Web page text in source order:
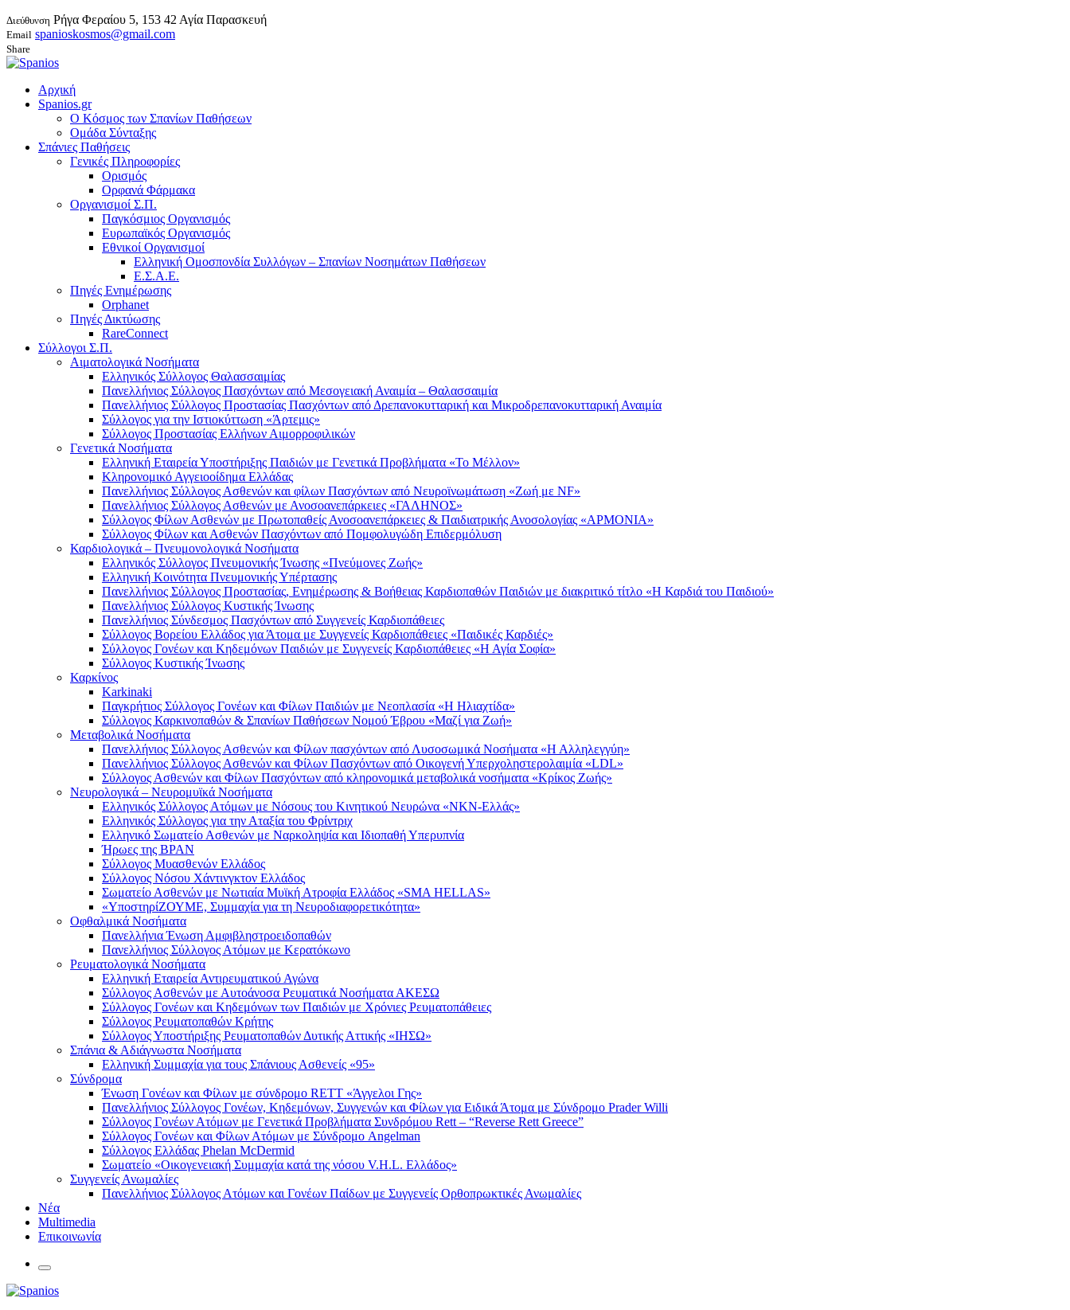
Διεύθυνση Ρήγα Φεραίου 5, 153 42 Αγία Παρασκευή
Email spanioskosmos@gmail.com
Share
Αρχική
Spanios.gr
Ο Κόσμος των Σπανίων Παθήσεων
Ομάδα Σύνταξης
Σπάνιες Παθήσεις
Γενικές Πληροφορίες
Ορισμός
Ορφανά Φάρμακα
Οργανισμοί Σ.Π.
Παγκόσμιος Οργανισμός
Ευρωπαϊκός Οργανισμός
Εθνικοί Οργανισμοί
Ελληνική Ομοσπονδία Συλλόγων – Σπανίων Νοσημάτων Παθήσεων
Ε.Σ.Α.Ε.
Πηγές Ενημέρωσης
Orphanet
Πηγές Δικτύωσης
RareConnect
Σύλλογοι Σ.Π.
Αιματολογικά Νοσήματα
Ελληνικός Σύλλογος Θαλασσαιμίας
Πανελλήνιος Σύλλογος Πασχόντων από Μεσογειακή Αναιμία – Θαλασσαιμία
Πανελλήνιος Σύλλογος Προστασίας Πασχόντων από Δρεπανοκυτταρική και Μικροδρεπανοκυτταρική Αναιμία
Σύλλογος για την Ιστιοκύττωση «Άρτεμις»
Σύλλογος Προστασίας Ελλήνων Αιμορροφιλικών
Γενετικά Νοσήματα
Ελληνική Εταιρεία Υποστήριξης Παιδιών με Γενετικά Προβλήματα «Το Μέλλον»
Κληρονομικό Αγγειοοίδημα Ελλάδας
Πανελλήνιος Σύλλογος Ασθενών και φίλων Πασχόντων από Νευροϊνωμάτωση «Ζωή με NF»
Πανελλήνιος Σύλλογος Ασθενών με Ανοσοανεπάρκειες «ΓΑΛΗΝΟΣ»
Σύλλογος Φίλων Ασθενών με Πρωτοπαθείς Ανοσοανεπάρκειες & Παιδιατρικής Ανοσολογίας «ΑΡΜΟΝΙΑ»
Σύλλογος Φίλων και Ασθενών Πασχόντων από Πομφολυγώδη Επιδερμόλυση
Καρδιολογικά – Πνευμονολογικά Νοσήματα
Ελληνικός Σύλλογος Πνευμονικής Ίνωσης «Πνεύμονες Ζωής»
Ελληνική Κοινότητα Πνευμονικής Υπέρτασης
Πανελλήνιος Σύλλογος Προστασίας, Ενημέρωσης & Βοήθειας Καρδιοπαθών Παιδιών με διακριτικό τίτλο «Η Καρδιά του Παιδιού»
Πανελλήνιος Σύλλογος Κυστικής Ίνωσης
Πανελλήνιος Σύνδεσμος Πασχόντων από Συγγενείς Καρδιοπάθειες
Σύλλογος Βορείου Ελλάδος για Άτομα με Συγγενείς Καρδιοπάθειες «Παιδικές Καρδιές»
Σύλλογος Γονέων και Κηδεμόνων Παιδιών με Συγγενείς Καρδιοπάθειες «Η Αγία Σοφία»
Σύλλογος Κυστικής Ίνωσης
Καρκίνος
Karkinaki
Παγκρήτιος Σύλλογος Γονέων και Φίλων Παιδιών με Νεοπλασία «Η Ηλιαχτίδα»
Σύλλογος Καρκινοπαθών & Σπανίων Παθήσεων Νομού Έβρου «Μαζί για Ζωή»
Μεταβολικά Νοσήματα
Πανελλήνιος Σύλλογος Ασθενών και Φίλων πασχόντων από Λυσοσωμικά Νοσήματα «Η Αλληλεγγύη»
Πανελλήνιος Σύλλογος Ασθενών και Φίλων Πασχόντων από Οικογενή Υπερχοληστερολαιμία «LDL»
Σύλλογος Ασθενών και Φίλων Πασχόντων από κληρονομικά μεταβολικά νοσήματα «Κρίκος Ζωής»
Νευρολογικά – Νευρομυϊκά Νοσήματα
Ελληνικός Σύλλογος Ατόμων με Νόσους του Κινητικού Νευρώνα «ΝΚΝ-Ελλάς»
Ελληνικός Σύλλογος για την Αταξία του Φρίντριχ
Ελληνικό Σωματείο Ασθενών με Ναρκοληψία και Ιδιοπαθή Υπερυπνία
Ήρωες της BPAN
Σύλλογος Μυασθενών Ελλάδος
Σύλλογος Νόσου Χάντινγκτον Ελλάδος
Σωματείο Ασθενών με Νωτιαία Μυϊκή Ατροφία Ελλάδος «SMA HELLAS»
«ΥποστηρίΖΟΥΜΕ, Συμμαχία για τη Νευροδιαφορετικότητα»
Οφθαλμικά Νοσήματα
Πανελλήνια Ένωση Αμφιβληστροειδοπαθών
Πανελλήνιος Σύλλογος Ατόμων με Κερατόκωνο
Ρευματολογικά Νοσήματα
Ελληνική Εταιρεία Αντιρευματικού Αγώνα
Σύλλογος Ασθενών με Αυτοάνοσα Ρευματικά Νοσήματα ΑΚΕΣΩ
Σύλλογος Γονέων και Κηδεμόνων των Παιδιών με Χρόνιες Ρευματοπάθειες
Σύλλογος Ρευματοπαθών Κρήτης
Σύλλογος Υποστήριξης Ρευματοπαθών Δυτικής Αττικής «ΙΗΣΩ»
Σπάνια & Αδιάγνωστα Νοσήματα
Ελληνική Συμμαχία για τους Σπάνιους Ασθενείς «95»
Σύνδρομα
Ένωση Γονέων και Φίλων με σύνδρομο RETT «Άγγελοι Γης»
Πανελλήνιος Σύλλογος Γονέων, Κηδεμόνων, Συγγενών και Φίλων για Ειδικά Άτομα με Σύνδρομο Prader Willi
Σύλλογος Γονέων Ατόμων με Γενετικά Προβλήματα Συνδρόμου Rett – “Reverse Rett Greece”
Σύλλογος Γονέων και Φίλων Ατόμων με Σύνδρομο Angelman
Σύλλογος Ελλάδας Phelan McDermid
Σωματείο «Οικογενειακή Συμμαχία κατά της νόσου V.H.L. Ελλάδος»
Συγγενείς Ανωμαλίες
Πανελλήνιος Σύλλογος Ατόμων και Γονέων Παίδων με Συγγενείς Ορθοπρωκτικές Ανωμαλίες
Νέα
Multimedia
Επικοινωνία